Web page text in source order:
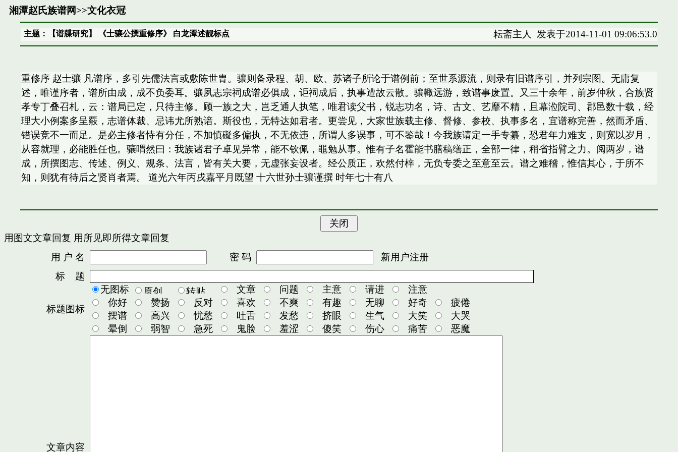
湘潭赵氏族谱网>>文化衣冠
主题：【谱牒研究】 《士骧公撰重修序》 白龙潭述靓标点 耘斋主人 发表于2014-11-01 09:06:53.0
重修序 赵士骧 凡谱序，多引先儒法言或敷陈世胄。骧则备录程、胡、欧、苏诸子所论于谱例前；至世系源流，则录有旧谱序引，并列宗图。无庸复
述，唯谨序者，谱所由成，成不负委耳。骧夙志宗祠成谱必俱成，讵祠成后，执事遭故云散。骧輙远游，致谱事废置。又三十余年，前岁仲秋，合族贤
孝专丁叠召札，云：谱局已定，只待主修。顾一族之大，岂乏通人执笔，唯君读父书，锐志功名，诗、古文、艺靡不精，且幕涖院司、郡邑数十载，经
理大小例案多呈覈，志谱体裁、忌讳尤所熟谙。斯役也，无特达如君者。更尝见，大家世族载主修、督修、参校、执事多名，宜谱称完善，然而矛盾、
错误竞不一而足。是必主修者恃有分任，不加慎礙多偏执，不无依违，所谓人多误事，可不鉴哉！今我族请定一手专纂，恐君年力难支，则宽以岁月，
从容就理，必能胜任也。骧喟然曰：我族诸君子卓见异常，能不钦佩，黽勉从事。惟有子名霍能书膳稿缮正，全部一律，稍省指臂之力。阅两岁，谱
成，所撰图志、传述、例义、规条、法言，皆有关大要，无虚张妄设者。经公质正，欢然付梓，无负专委之至意至云。谱之难稽，惟信其心，于所不
知，则犹有待后之贤肖者焉。 道光六年丙戌嘉平月既望 十六世孙士骧谨撰 时年七十有八
用图文文章回复 用所见即所得文章回复
用 户 名
密 码
新用户注册
标 题
标题图标
无图标 文章 问题 主意 请进
注意
你好
赞扬 反对 喜欢 不爽 有趣 无聊 好奇
疲倦
摆谱
高兴 忧愁 吐舌 发愁 挤眼 生气 大笑
大哭
晕倒
弱智 急死 鬼脸 羞涩 傻笑 伤心 痛苦 恶魔
文章内容